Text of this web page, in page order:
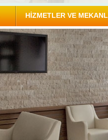
HİZMETLER VE